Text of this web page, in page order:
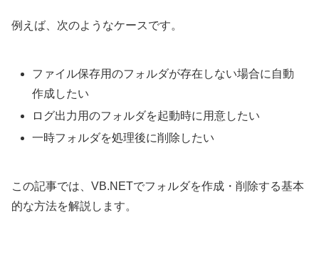
例えば、次のようなケースです。
ファイル保存用のフォルダが存在しない場合に自動
作成したい
ログ出力用のフォルダを起動時に用意したい
一時フォルダを処理後に削除したい
この記事では、VB.NETでフォルダを作成・削除する基本
的な方法を解説します。